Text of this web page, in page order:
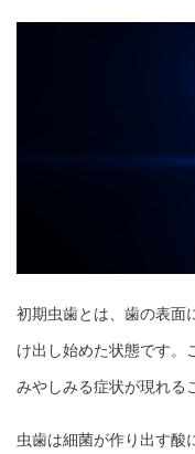
初期虫歯とは、歯の表面
け出し始めた状態です。
みやしみる症状が現れる
虫歯は細菌が作り出す酸